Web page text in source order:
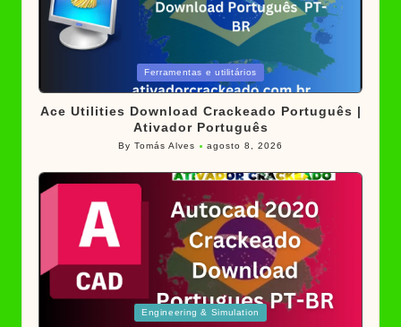
in
Ferramentas e utilitários
Ace Utilities Download Crackeado Português |
Ativador Português
Posted
ByTomás Alves agosto 8, 2026
Engineering & Simulation